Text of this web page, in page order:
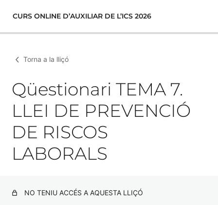
CURS ONLINE D’AUXILIAR DE L’ICS 2026
Torna a la lliçó
Qüestionari TEMA 7.
LLEI DE PREVENCIÓ
DE RISCOS
LABORALS
NO TENIU ACCÉS A AQUESTA LLIÇÓ